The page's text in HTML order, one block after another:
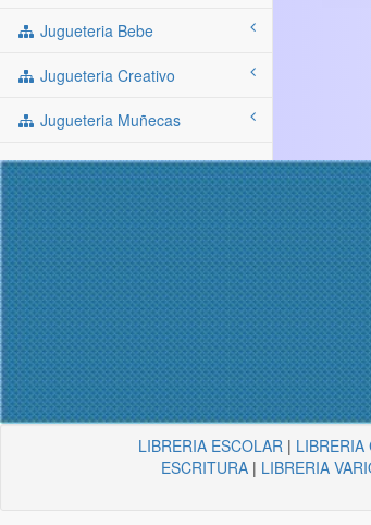
Jugueteria Bebe
Jugueteria Creativo
Jugueteria Muñecas
LIBRERIA ESCOLAR | LIBRERIA
ESCRITURA| LIBRERIA